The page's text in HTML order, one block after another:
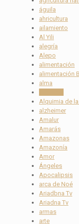
águila
ahricultura
ailamiento
Al Yili
alegría
Alepo
alimentación
alimentación
alma
Alquimia de
alzheimer
Amalur
Amarás
Amazonas
Amazonía
Amor
Ángeles
Apocalipsis
arca de Noé
Ariadbna Tv
Ariadna Tv
armas
arte